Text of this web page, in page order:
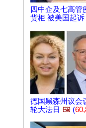
四中企及七高管
货柜 被美国起诉
德国黑森州议会
轮大法日 🖼️ (